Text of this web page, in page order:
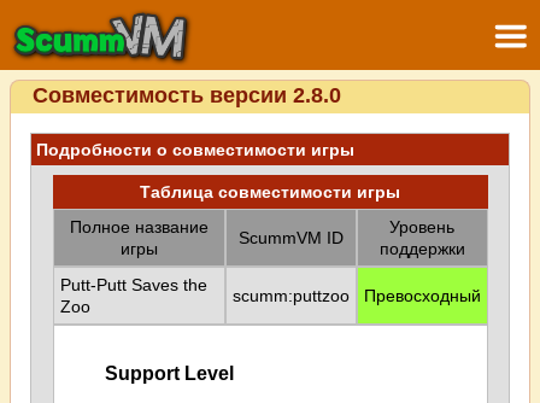
Совместимость версии 2.8.0
Подробности о совместимости игры
Таблица совместимости игры
Полное название
игры
ScummVM ID
Уровень
поддержки
Putt-Putt Saves the
Zoo
scumm:puttzoo Превосходный
Support Level